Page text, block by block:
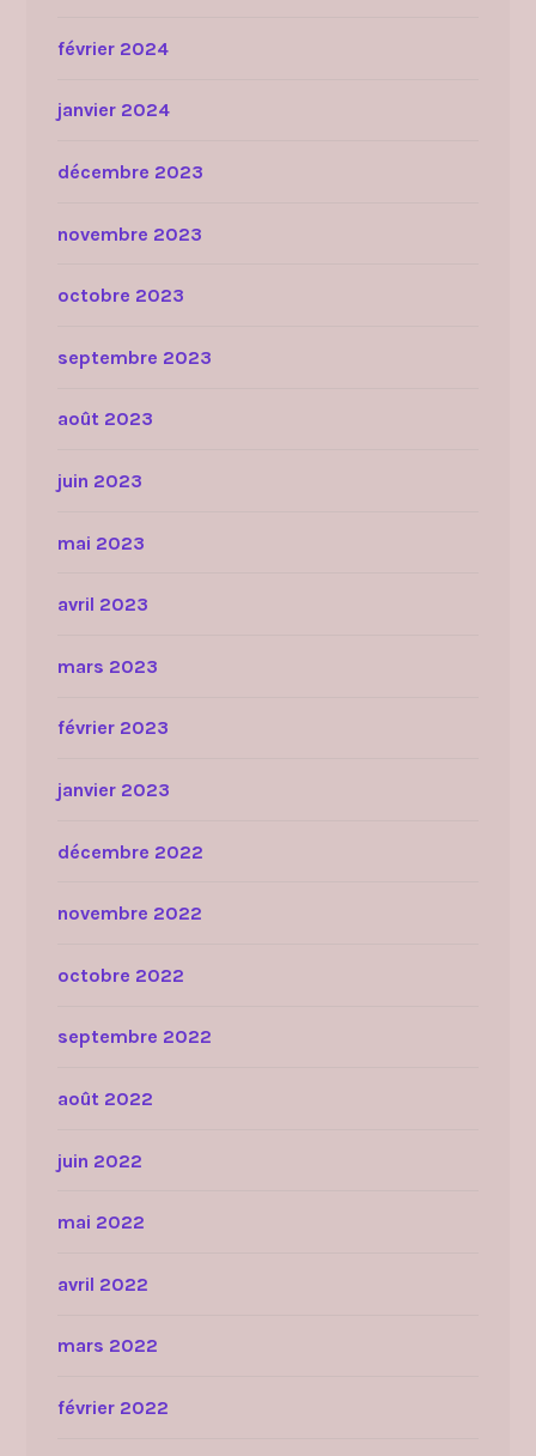
février 2024
janvier 2024
décembre 2023
novembre 2023
octobre 2023
septembre 2023
août 2023
juin 2023
mai 2023
avril 2023
mars 2023
février 2023
janvier 2023
décembre 2022
novembre 2022
octobre 2022
septembre 2022
août 2022
juin 2022
mai 2022
avril 2022
mars 2022
février 2022